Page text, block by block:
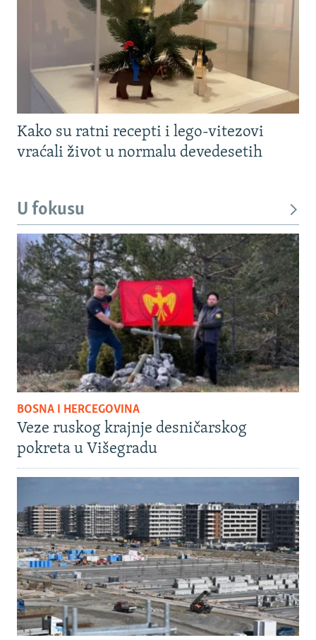
Kako su ratni recepti i lego-vitezovi
vraćali život u normalu devedesetih
U fokusu
BOSNA I HERCEGOVINA
Veze ruskog krajnje desničarskog
pokreta u Višegradu